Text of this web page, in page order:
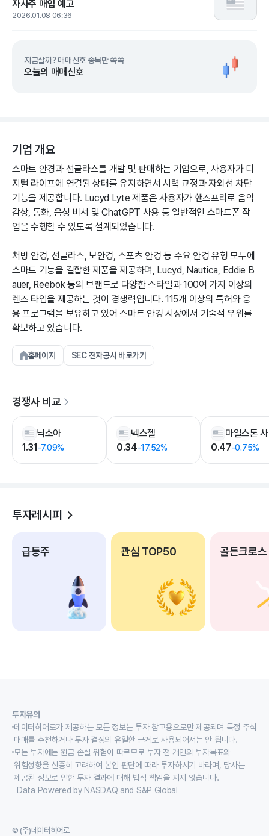
자사주 매입 예고
2026.01.08 06:36
지금살까? 매매신호 종목만 쏙쏙
오늘의 매매신호
기업 개요
스마트 안경과 선글라스를 개발 및 판매하는 기업으로, 사용자가 디
지털 라이프에 연결된 상태를 유지하면서 시력 교정과 자외선 차단
기능을 제공합니다. Lucyd Lyte 제품은 사용자가 핸즈프리로 음악
감상, 통화, 음성 비서 및 ChatGPT 사용 등 일반적인 스마트폰 작
업을 수행할 수 있도록 설계되었습니다.
처방 안경, 선글라스, 보안경, 스포츠 안경 등 주요 안경 유형 모두에
스마트 기능을 결합한 제품을 제공하며, Lucyd, Nautica, Eddie B
auer, Reebok 등의 브랜드로 다양한 스타일과 100여 가지 이상의
렌즈 타입을 제공하는 것이 경쟁력입니다. 115개 이상의 특허와 응
용 프로그램을 보유하고 있어 스마트 안경 시장에서 기술적 우위를
확보하고 있습니다.
홈페이지 SEC 전자공시 바로가기
경쟁사 비교
닉소아
1.31-7.09%
넥스젤
0.34-17.52% 0.47-0.75%
투자레시피
급등주 관심 TOP50 골든크로스
투자유의
데이터히어로가 제공하는 모든 정보는 투자 참고용으로만 제공되며 특정 주식
매매를 추천하거나 투자 결정의 유일한 근거로 사용되어서는 안 됩니다.
모든 투자에는 원금 손실 위험이 따르므로 투자 전 개인의 투자목표와
위험성향을 신중히 고려하여 본인 판단에 따라 투자하시기 바라며, 당사는
제공된 정보로 인한 투자 결과에 대해 법적 책임을 지지 않습니다.
Data Powered by NASDAQ and S&P Global
© (주)데이터히어로